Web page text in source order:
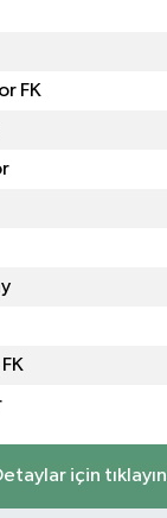
FK
için tıklayın